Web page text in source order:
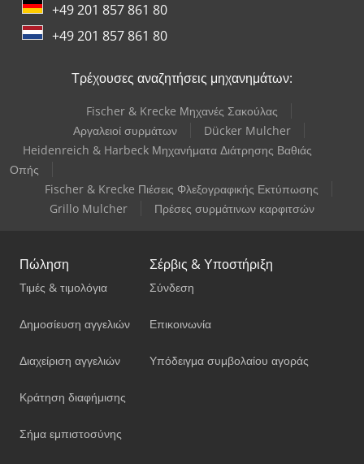
+49 201 857 861 80
+49 201 857 861 80
Τρέχουσες αναζητήσεις μηχανημάτων:
Fischer & Krecke Μηχανές Σακούλας
Αργαλειοί συρμάτων
Dücker Mulcher
Heidenreich & Harbeck Μηχανήματα Διάτρησης Βαθιάς
Οπής
Fischer & Krecke Πιέσεις Φλεξογραφικής Εκτύπωσης
Grillo Mulcher
Πρέσες συρμάτινων καρφιτσών
Πώληση
Τιμές & τιμολόγια
Δημοσίευση αγγελιών
Διαχείριση αγγελιών
Κράτηση διαφήμισης
Σήμα εμπιστοσύνης
Σέρβις & Υποστήριξη
Σύνδεση
Επικοινωνία
Υπόδειγμα συμβολαίου αγοράς